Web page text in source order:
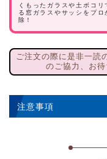
くもったガラスや土ボコリ
る窓ガラスやサッシをプロ
除！
ご注文の際に是非一読
のご協力、お待
注意事項